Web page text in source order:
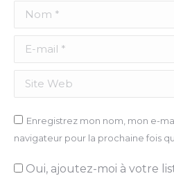
Nom *
E-mail *
Site Web
Enregistrez mon nom, mon e-
navigateur pour la prochaine fois
Oui, ajoutez-moi à votre